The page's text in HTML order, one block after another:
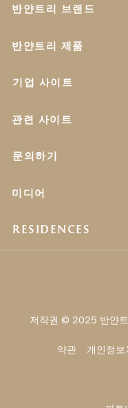
반얀트리 브랜드
반얀트리 제품
기업 사이트
관련 사이트
문의하기
미디어
RESIDENCES
저작권 © 2025 반얀
약관 개인정보